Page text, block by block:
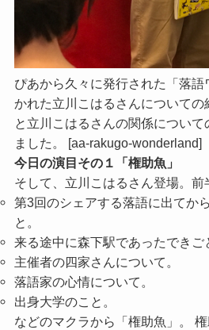
ぴあから久々に発行された「落
かれた立川こはるさんについて
と立川こはるさんの関係について
ました。 [aa-rakugo-wonderland]
今日の演目その１「権助魚」
そして、立川こはるさん登場。前
第3回のシェアする落語に出てか
と。
来る途中に森下駅であったできご
主催者の四家さんについて。
落語家の心情について。
出身大学のこと。
などのマクラから「権助魚」。